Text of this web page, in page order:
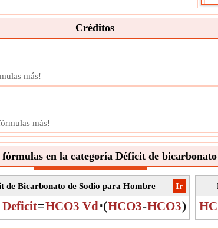
Créditos
más!
más!
en la categoría Déficit de bicarbonato
​Ir
de Bicarbonato de Sodio para Hombre
=HCO3 Vd⋅(HCO3-HCO3)